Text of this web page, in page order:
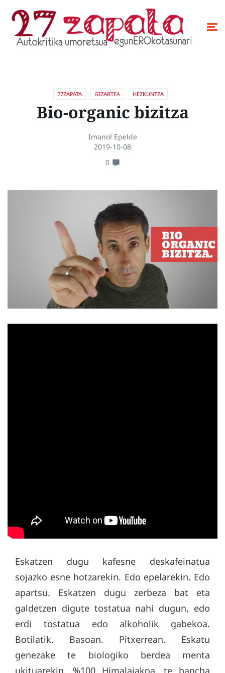
27ZAPATA GIZARTEA HEZKUNTZA
Bio-organic bizitza
Imanol Epelde
2019-10-08
0
Eskatzen dugu kafesne deskafeinatua
sojazko esne hotzarekin. Edo epelarekin. Edo
apartsu. Eskatzen dugu zerbeza bat eta
galdetzen digute tostatua nahi dugun, edo
erdi tostatua edo alkoholik gabekoa.
Botilatik. Basoan. Pitxerrean. Eskatu
genezake te biologiko berdea menta
ukituarekin, %100 Himalaiakoa, te bancha